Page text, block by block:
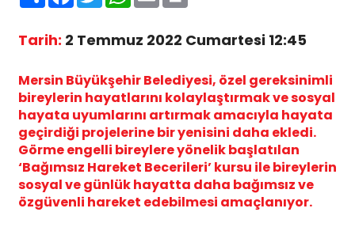
Tarih: 2 Temmuz 2022 Cumartesi 12:45
Mersin Büyükşehir Belediyesi, özel gereksinimli
bireylerin hayatlarını kolaylaştırmak ve sosyal
hayata uyumlarını artırmak amacıyla hayata
geçirdiği projelerine bir yenisini daha ekledi.
Görme engelli bireylere yönelik başlatılan
‘Bağımsız Hareket Becerileri’ kursu ile bireylerin
sosyal ve günlük hayatta daha bağımsız ve
özgüvenli hareket edebilmesi amaçlanıyor.